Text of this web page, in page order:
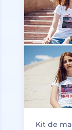
Kit de